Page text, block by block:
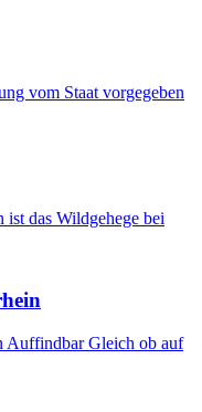
vom Staat vorgegeben
das Wildgehege bei
Auffindbar Gleich ob auf